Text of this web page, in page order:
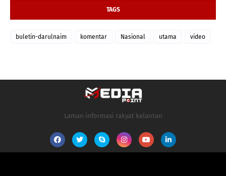
TAGS
buletin-darulnaim komentar Nasional utama video
Laman informasi rakyat kelantan